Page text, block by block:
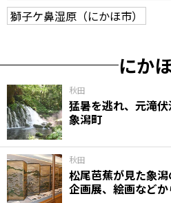
獅子ケ鼻湿原（にかほ市）
にか
秋田
猛暑を逃れ、元滝
象潟町
秋田
松尾芭蕉が見た象
企画展、絵画など